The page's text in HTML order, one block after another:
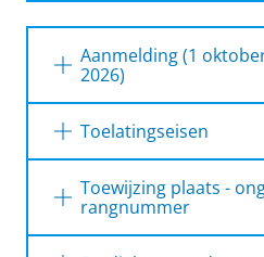
Aanmelding (1
2026)
Op de website van
aanmelden voor een
tussen 1 oktober 2025
Binnen Studielink kies je
Toelatingseisen
over de toelatingseisen.
toelaatbaar tot de
Psychologie indien je
Toewijzing plaats -
rangnummer
Voor de